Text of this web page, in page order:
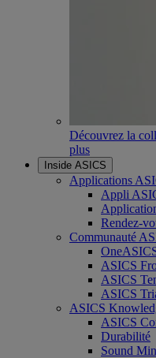
Découvrez la
plus
Inside ASICS
Applications
Appli
Rendez-
Communauté
ASICS
ASICS
ASICS
ASICS
ASICS
Durabilité
Sound